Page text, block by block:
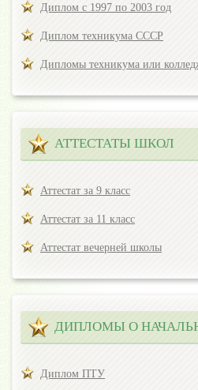
Диплом с 1997 по 2003 год
Диплом техникума СССР
Дипломы техникума или
АТТЕСТАТЫ ШКОЛ
Аттестат за 9 класс
Аттестат за 11 класс
Аттестат вечерней школы
ДИПЛОМЫ О
Диплом ПТУ